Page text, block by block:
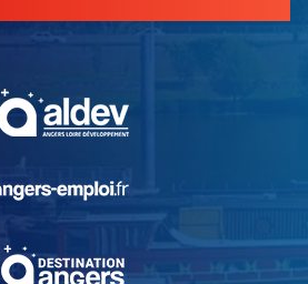
, Ouvre une nouvelle